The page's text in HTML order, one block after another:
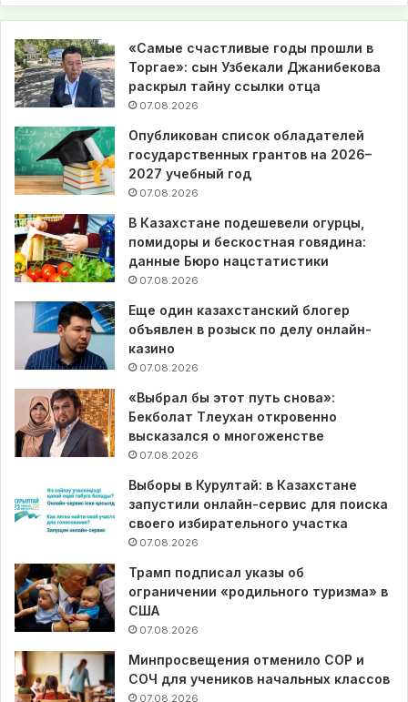
«Самые счастливые годы прошли в
Торгае»: сын Узбекали Джанибекова
раскрыл тайну ссылки отца
07.08.2026
Опубликован список обладателей
государственных грантов на 2026–
2027 учебный год
07.08.2026
В Казахстане подешевели огурцы,
помидоры и бескостная говядина:
данные Бюро нацстатистики
07.08.2026
Еще один казахстанский блогер
объявлен в розыск по делу онлайн-
казино
07.08.2026
«Выбрал бы этот путь снова»:
Бекболат Тлеухан откровенно
высказался о многоженстве
07.08.2026
Выборы в Курултай: в Казахстане
запустили онлайн-сервис для поиска
своего избирательного участка
07.08.2026
Трамп подписал указы об
ограничении «родильного туризма» в
США
07.08.2026
Минпросвещения отменило СОР и
СОЧ для учеников начальных классов
07.08.2026